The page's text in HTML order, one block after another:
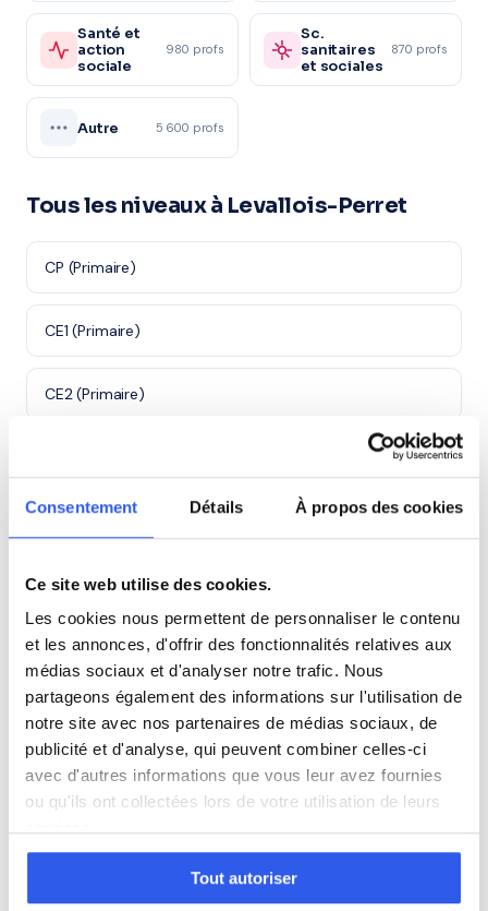
Consentement Détails À propos des cookies
Ce site web utilise des cookies.
Les cookies nous permettent de personnaliser le contenu
et les annonces, d'offrir des fonctionnalités relatives aux
médias sociaux et d'analyser notre trafic. Nous
partageons également des informations sur l'utilisation de
notre site avec nos partenaires de médias sociaux, de
publicité et d'analyse, qui peuvent combiner celles-ci
avec d'autres informations que vous leur avez fournies
ou qu'ils ont collectées lors de votre utilisation de leurs
Tout autoriser
Santé et
action
sociale
980 profs
Sc.
sanitaires
et sociales
870 profs
Autre 5 600 profs
Tous les niveaux à Levallois-Perret
CP (Primaire)
CE1 (Primaire)
CE2 (Primaire)
CM2 (Primaire)
6ème (Collège)
5ème (Collège)
4ème (Collège)
3ème (Collège)
Seconde (Lycée)
Terminale (Lycée)